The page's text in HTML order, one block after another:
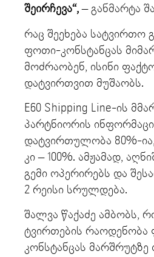
შეირჩევა“,– განმარტა
რაც შეეხება სატვირთო
ფოთი-კონსტანცას
მოძრაობენ, ისინი
დატვირთვით მუშაობს.
E60 Shipping Line-ის
პარტნიორის
დატვირთულობა 80%-
კი – 100%. ამჟამად,
გემი ოპერირებს და
2 რეისი სრულდება.
შალვა წაქაძე ამბობს,
ტვირთების
კონსტანცას